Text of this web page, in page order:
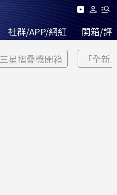
社群/APP/網紅 開箱/評
三星摺疊機開箱 「全新